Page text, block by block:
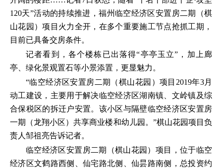
120天”活动的持续推进，福州临空经济区安置房二期（棋
山花园）项目火力全开，在多个重要施工节点抢抓工期，
目前已具备交房条件。
记者看到，各个楼栋已出落得“亭亭玉立”，加上廊
亭、绿化景观置石等小景添置，更显魅力。
“临空经济区安置房二期（棋山花园）项目2019年3月
动工建设，主要用于解决临空经济区湖南镇、文岭镇及综
合保税区的拆迁户安置。该小区与隔壁临空经济区安置房
一期（龙翔小区）共享商业楼和幼儿园。”棋山花园项目负
责人邹祖亮告诉记者。
临空经济区安置房二期（棋山花园）项目，位于临空
经济区文鹤路西侧、仙宅路北侧、仙昙路南侧，总投资约